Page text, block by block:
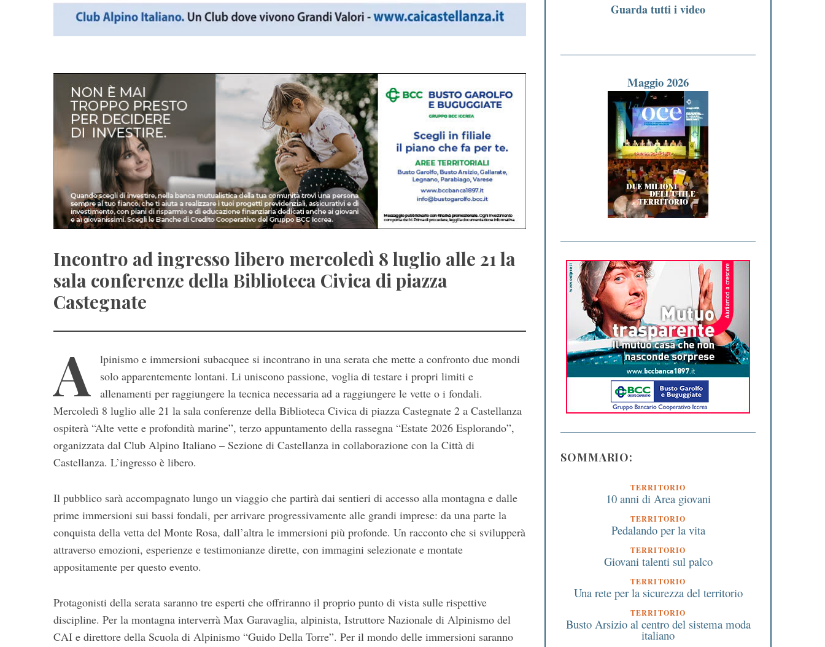
Incontro ad ingresso libero mercoledì 8 luglio alle 21 la
sala conferenze della Biblioteca Civica di piazza
Castegnate
A
lpinismo e immersioni subacquee si incontrano in una serata che mette a confronto due mondi
solo apparentemente lontani. Li uniscono passione, voglia di testare i propri limiti e
allenamenti per raggiungere la tecnica necessaria ad a raggiungere le vette o i fondali.
Mercoledì 8 luglio alle 21 la sala conferenze della Biblioteca Civica di piazza Castegnate 2 a Castellanza
ospiterà “Alte vette e profondità marine”, terzo appuntamento della rassegna “Estate 2026 Esplorando”,
organizzata dal Club Alpino Italiano – Sezione di Castellanza in collaborazione con la Città di
Castellanza. L’ingresso è libero.
Il pubblico sarà accompagnato lungo un viaggio che partirà dai sentieri di accesso alla montagna e dalle
prime immersioni sui bassi fondali, per arrivare progressivamente alle grandi imprese: da una parte la
conquista della vetta del Monte Rosa, dall’altra le immersioni più profonde. Un racconto che si svilupperà
attraverso emozioni, esperienze e testimonianze dirette, con immagini selezionate e montate
appositamente per questo evento.
Protagonisti della serata saranno tre esperti che offriranno il proprio punto di vista sulle rispettive
discipline. Per la montagna interverrà Max Garavaglia, alpinista, Istruttore Nazionale di Alpinismo del
CAI e direttore della Scuola di Alpinismo “Guido Della Torre”. Per il mondo delle immersioni saranno
Guarda tutti i video
Maggio 2026
SOMMARIO:
TERRITORIO
10 anni di Area giovani
TERRITORIO
Pedalando per la vita
TERRITORIO
Giovani talenti sul palco
TERRITORIO
Una rete per la sicurezza del territorio
TERRITORIO
Busto Arsizio al centro del sistema moda
italiano
e
c